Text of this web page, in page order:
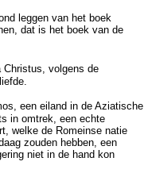
leggen van het boek
dat is het boek van de
Christus, volgens de
een eiland in de Aziatische
in omtrek, een echte
welke de Romeinse natie
zouden hebben, een
niet in de hand kon